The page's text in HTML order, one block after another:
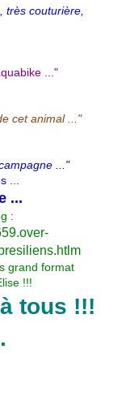
très couturière,
..."
cet animal ..."
..."
...
...
:
grand format
!!!
tous !!!